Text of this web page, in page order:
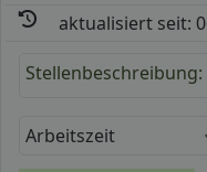
aktualisiert seit:
Stellenbeschreibung:
Arbeitszeit